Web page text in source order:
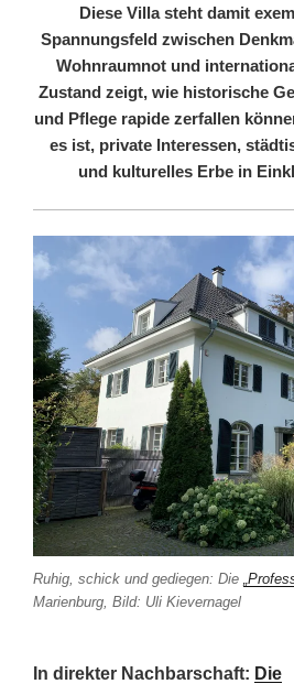
Diese Villa steht damit
Spannungsfeld zwischen
Wohnraumnot und
Zustand zeigt, wie historische
und Pflege rapide zerfallen
es ist, private Interessen,
und kulturelles Erbe in
Ruhig, schick und gediegen: Die „
Marienburg, Bild: Uli Kievernagel
In direkter Nachbarschaft: Die